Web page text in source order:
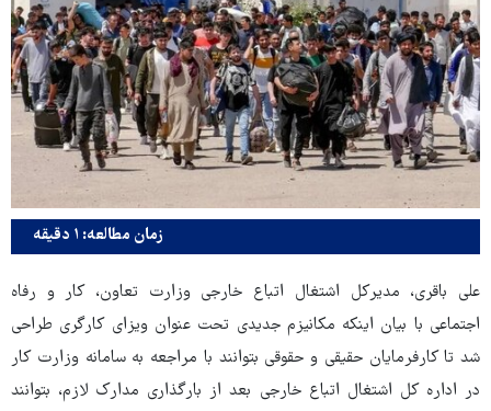
زمان مطالعه: ۱ دقیقه
علی باقری، مدیرکل اشتغال اتباع خارجی وزارت تعاون، کار و رفاه
اجتماعی با بیان اینکه مکانیزم جدیدی تحت عنوان ویزای کارگری طراحی
شد تا کارفرمایان حقیقی و حقوقی بتوانند با مراجعه به سامانه وزارت کار
در اداره کل اشتغال اتباع خارجی بعد از بارگذاری مدارک لازم، بتوانند